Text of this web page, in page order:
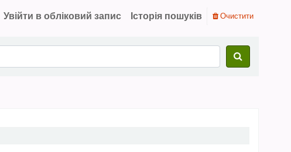
Увійти в обліковий запис Історія пошуків Очистити